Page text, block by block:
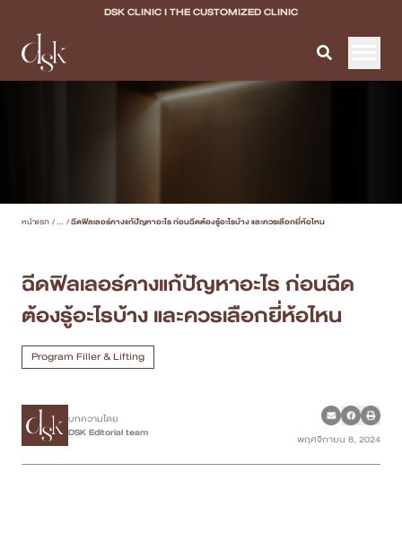
DSK CLINIC I THE CUSTOMIZED CLINIC
Program Filler & Lifting
Program Acne Scar
Program Skin Quality
Program Body Confidence
แพทย์ของเรา
เคสรีวิว
หน้าแรก /... /ฉีดฟิลเลอร์คางแก้ปัญหาอะไร ก่อนฉีดต้องรู้อะไรบ้าง และควรเลือกยี่ห้อไหน
ฉีดฟิลเลอร์คางแก้ปัญหาอะไร ก่อนฉีด
ต้องรู้อะไรบ้าง และควรเลือกยี่ห้อไหน
Program Filler & Lifting
บทความโดย
DSK Editorial team
พฤศจิกายน 8, 2024